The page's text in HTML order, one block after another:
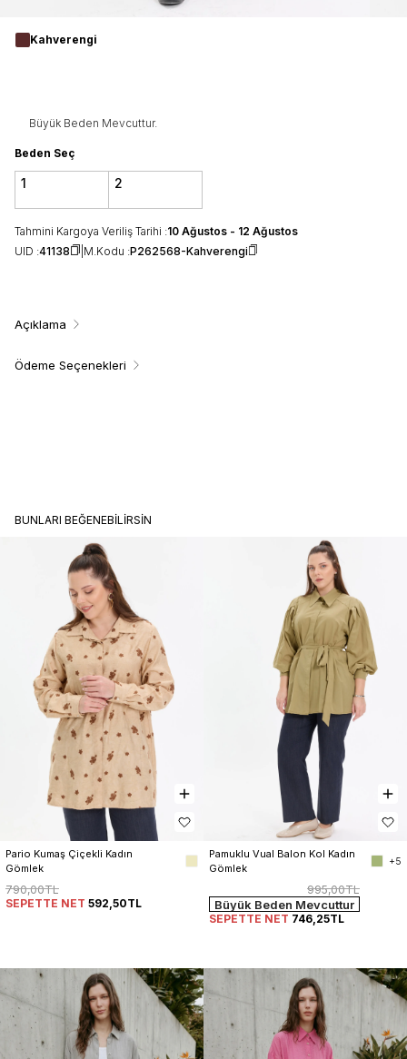
Kahverengi
Büyük Beden Mevcuttur.
Beden Seç
1 2
Tahmini Kargoya Veriliş Tarihi :10 Ağustos - 12 Ağustos
UID :41138 M.Kodu :P262568-Kahverengi
Açıklama
Ödeme Seçenekleri
BUNLARI BEĞENEBILIRSIN
Pario Kumaş Çiçekli Kadın
Gömlek
790,00TL
SEPETTE NET 592,50TL
Pamuklu Vual Balon Kol Kadın
Gömlek
+5
995,00TL
Büyük Beden Mevcuttur
SEPETTE NET 746,25TL